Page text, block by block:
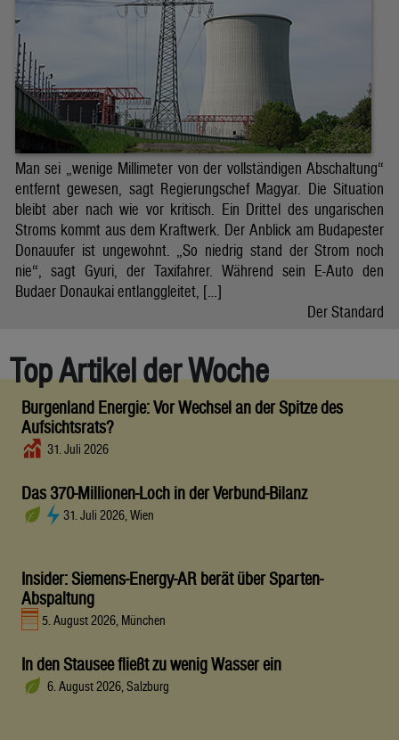
Man sei „wenige Millimeter von der vollständigen Abschaltung“
entfernt gewesen, sagt Regierungschef Magyar. Die Situation
bleibt aber nach wie vor kritisch. Ein Drittel des ungarischen
Stroms kommt aus dem Kraftwerk. Der Anblick am Budapester
Donauufer ist ungewohnt. „So niedrig stand der Strom noch
nie“, sagt Gyuri, der Taxifahrer. Während sein E-Auto den
Budaer Donaukai entlanggleitet, […]
Der Standard
Top Artikel der Woche
Burgenland Energie: Vor Wechsel an der Spitze des
Aufsichtsrats?
31. Juli 2026
Das 370-Millionen-Loch in der Verbund-Bilanz
31. Juli 2026, Wien
Insider: Siemens-Energy-AR berät über Sparten-
Abspaltung
5. August 2026, München
In den Stausee fließt zu wenig Wasser ein
6. August 2026, Salzburg